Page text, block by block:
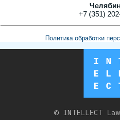
+7 (351)
Политика обработки
© INTELLECT